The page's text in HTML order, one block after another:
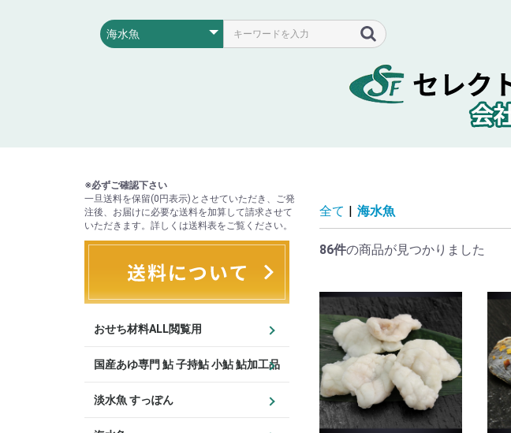
※必ずご確認下さい
一旦送料を保留(0円表示)とさせていただき、ご発
注後、お届けに必要な送料を加算して請求させて
いただきます。詳しくは送料表をご覧ください。
おせち材料ALL閲覧用
国産あゆ専門 鮎 子持鮎 小鮎 鮎加工品
淡水魚 すっぽん
全て | 海水魚
86件の商品が見つかりました